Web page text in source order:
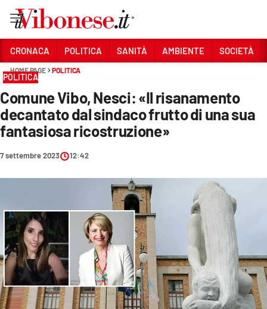
Sezioni
CRONACA
POLITICA
CULTURA
ECONOMIA E LAVORO
EVENTI
SPORT
CRONACA POLITICA SANITÀ AMBIENTE SOCIETÀ
HOME PAGE POLITICA
POLITICA
Comune Vibo, Nesci: «Il risanamento
decantato dal sindaco frutto di una sua
fantasiosa ricostruzione»
7 settembre 2023 12:42